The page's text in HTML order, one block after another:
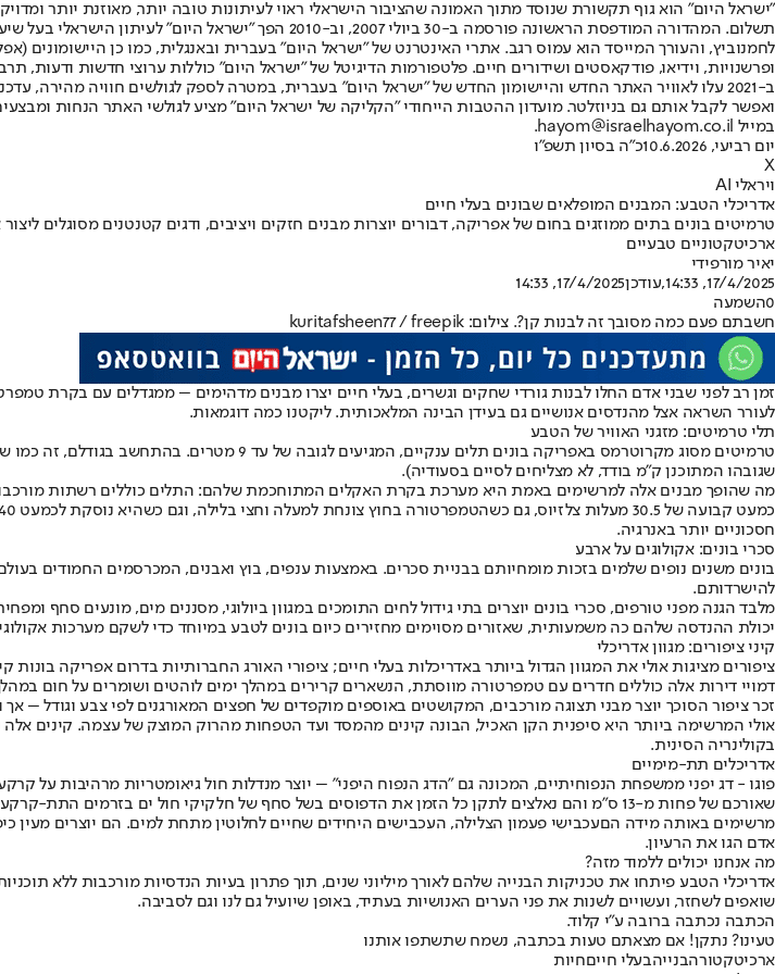
"ישראל היום" הוא גוף תקשורת שנוסד מתוך האמונה שהציבור הישראלי ראוי לעיתונות טובה יותר, מאוזנת יותר
תשלום. המהדורה המודפסת הראשונה פורסמה ב-30 ביולי 2007,
ופרשנויות, וידיאו, פודקאסטים ושידורים חיים. פלטפורמות הדיגיטל של "ישראל היום" כוללות ערוצי חדשות ודעות,
ב-2021 עלו לאוויר האתר החדש והיישומון החדש של "ישראל היום" בעברית, במטרה לספק לגולשים חוויה
ואפשר לקבל אותם גם בניוזלטר. מועדון ההטבות הייחודי "הקליקה של ישראל היום" מציע לגולשי האתר הנחות
במייל hayom@israelhayom.co.il.
יום רביעי, 10.6.2026
כ"ה בסיון תשפ"ו
X
ויראלי AI
אדריכלי הטבע: המבנים המופלאים שבונים בעלי חיים
טרמיטים בונים בתים ממוזגים בחום של אפריקה, דבורים יוצרות מבנים חזקים ויציבים, ודגים קטנטנים מסוגלים
ארכיטקטוניים טבעיים
יאיר מורפידי
17/4/2025, 14:33
,עודכן17/4/2025, 14:33
0השמעה
חשבתם פעם כמה מסובך זה לבנות קן?. צילום: kuritafsheen77 / freepik
זמן רב לפני שבני אדם החלו לבנות גורדי שחקים וגשרים, בעלי חיים יצרו מבנים מדהימים – ממגדלים עם בקרת
לעורר השראה אצל מהנדסים אנושיים גם בעידן הבינה המלאכותית. ליקטנו כמה דוגמאות.
תלי טרמיטים: מזגני האוויר של הטבע
שגובהו המתוכנן ק”מ בודד, לא מצליחים לסיים בסעודיה).
מה שהופך מבנים אלה למרשימים באמת היא מערכת בקרת האקלים המתוחכמת שלהם: התלים כוללים רשתות
חסכוניים יותר באנרגיה.
סכרי בונים: אקולוגים על ארבע
להישרדותם.
מלבד הגנה מפני טורפים, סכרי בונים יוצרים בתי גידול לחים התומכים במגוון ביולוגי, מסננים מים, מונעים סחף
יכולת ההנדסה שלהם כה משמעותית, שאזורים מסוימים מחזירים כיום בונים לטבע במיוחד כדי לשקם מערכות
קיני ציפורים: מגוון אדריכלי
דמויי דירות אלה כוללים חדרים עם טמפרטורה מווסתת, הנשארים קרירים במהלך ימים לוהטים ושומרים על חום
זכר ציפור הסוכך יוצר מבני תצוגה מורכבים, המקושטים באוספים מוקפדים של חפצים המאורגנים לפי צבע
אולי המרשימה ביותר היא סיפנית הקן האכיל, הבונה קינים מהמסד ועד הטפחות מהרוק המוצק של עצמה. קינים
בקולינריה הסינית.
אדריכלים תת-מימיים
פוגו - דג יפני ממשפחת הנפוחיתיים, המכונה גם "הדג הנפוח היפני" – יוצר מנדלות חול גיאומטריות מרהיבות על
שאורכם של פחות מ-13 ס"מ והם נאלצים לתקן כל הזמן את הדפוסים בשל סחף של חלקיקי חול ים בזרמים התת-קרקעיים. מבנים אלה משמשים הן כקינים והן כתצוגות מורכבות למשיכת נקבות.
מרשימים באותה מידה הםעכבישי פעמון הצלילה, העכבישים היחידים שחיים לחלוטין מתחת למים. הם יוצרים מעין
אדם הגו את הרעיון.
מה אנחנו יכולים ללמוד מזה?
אדריכלי הטבע פיתחו את טכניקות הבנייה שלהם לאורך מיליוני שנים, תוך פתרון בעיות הנדסיות מורכבות ללא
שואפים לשחזר, ועשויים לשנות את פני הערים האנושיות בעתיד, באופן שיועיל גם לנו וגם לסביבה.
הכתבה נכתבה ברובה ע"י קלוד.
טעינו? נתקן! אם מצאתם טעות בכתבה, נשמח שתשתפו אותנו
ארכיטקטורהבנייהבעלי חייםחיות